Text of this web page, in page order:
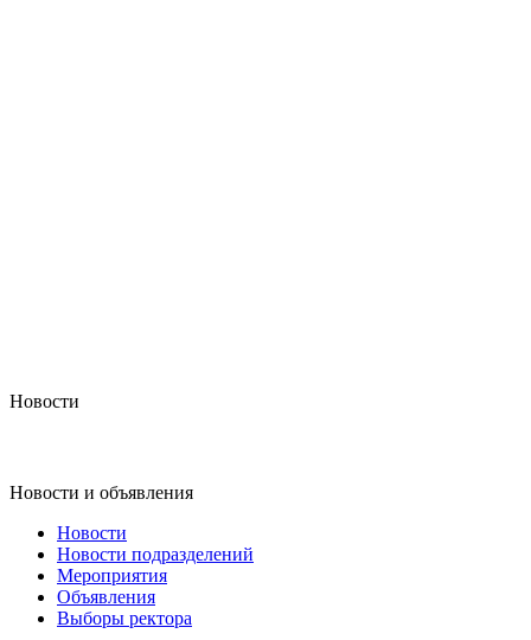
Новости
Новости и объявления
Новости
Новости подразделений
Мероприятия
Объявления
Выборы ректора